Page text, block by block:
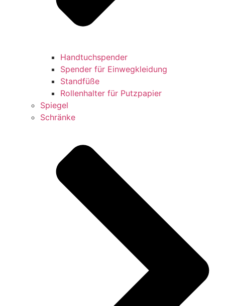
Handtuchspender
Spender für Einwegkleidung
Standfüße
Rollenhalter für Putzpapier
Spiegel
Schränke